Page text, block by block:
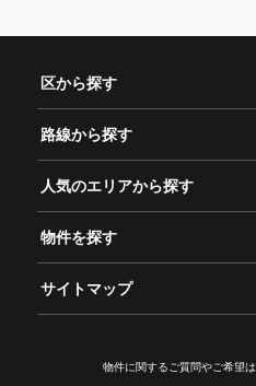
区から探す
路線から探す
人気のエリアから探す
物件を探す
サイトマップ
物件に関するご質問やご希望は